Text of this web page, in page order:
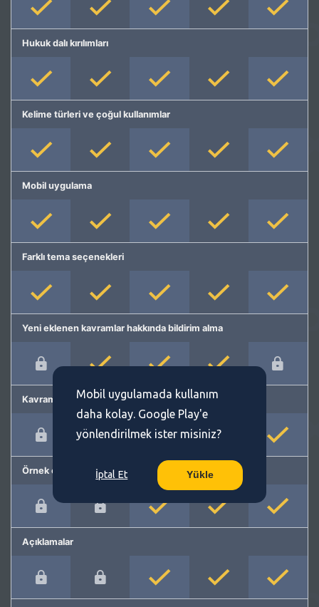
Hukuk dalı kırılımları
Kelime türleri ve çoğul kullanımlar
Mobil uygulama
Farklı tema seçenekleri
Yeni eklenen kavramlar hakkında bildirim alma
Kavram önerme
Örnek cümleler
Açıklamalar
Mobil uygulamada kullanım
daha kolay. Google Play'e
yönlendirilmek ister misiniz?
İptal Et Yükle